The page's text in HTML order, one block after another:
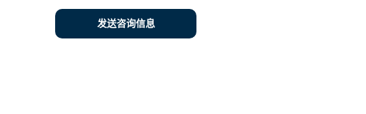
发送咨询信息